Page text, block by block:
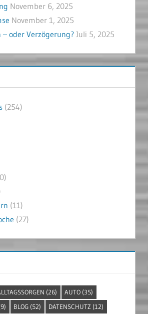
November 6, 2025
November 1, 2025
oder Verzögerung? Juli 5, 2025
(254)
(11)
(27)
(26) AUTO (35)
BLOG (52) DATENSCHUTZ (12)